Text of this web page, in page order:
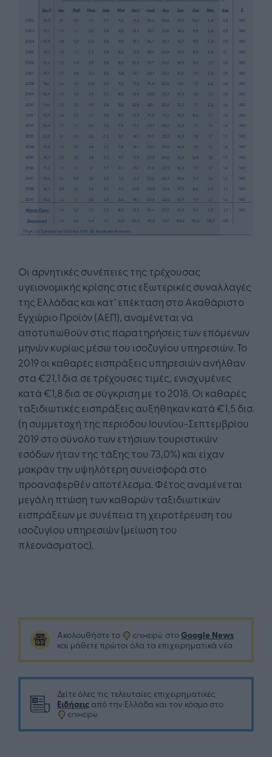
Οι αρνητικές συνέπειες της τρέχουσας
υγειονομικής κρίσης στις εξωτερικές συναλλαγές
της Ελλάδας και κατ’ επέκταση στο Ακαθάριστο
Εγχώριο Προϊόν (ΑΕΠ), αναμένεται να
αποτυπωθούν στις παρατηρήσεις των επόμενων
μηνών κυρίως μέσω του ισοζυγίου υπηρεσιών. Το
2019 οι καθαρές εισπράξεις υπηρεσιών ανήλθαν
στα €21,1 δισ. σε τρέχουσες τιμές, ενισχυμένες
κατά €1,8 δισ. σε σύγκριση με το 2018. Οι καθαρές
ταξιδιωτικές εισπράξεις αυξήθηκαν κατά €1,5 δισ.
(η συμμετοχή της περιόδου Ιουνίου-Σεπτεμβρίου
2019 στο σύνολο των ετήσιων τουριστικών
εσόδων ήταν της τάξης του 73,0%) και είχαν
μακράν την υψηλότερη συνεισφορά στο
προαναφερθέν αποτέλεσμα. Φέτος αναμένεται
μεγάλη πτώση των καθαρών ταξιδιωτικών
εισπράξεων με συνέπεια τη χειροτέρευση του
ισοζυγίου υπηρεσιών (μείωση του
πλεονάσματος).
Ακολουθήστε το στο Google News
και μάθετε πρώτοι όλα τα επιχειρηματικά νέα
Δείτε όλες τις τελευταίες επιχειρηματικές
Ειδήσεις από την Ελλάδα και τον κόσμο στο